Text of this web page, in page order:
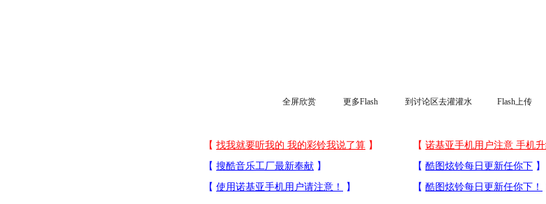
全屏欣赏 更多Flash 到讨论区去灌灌水 Flash上传